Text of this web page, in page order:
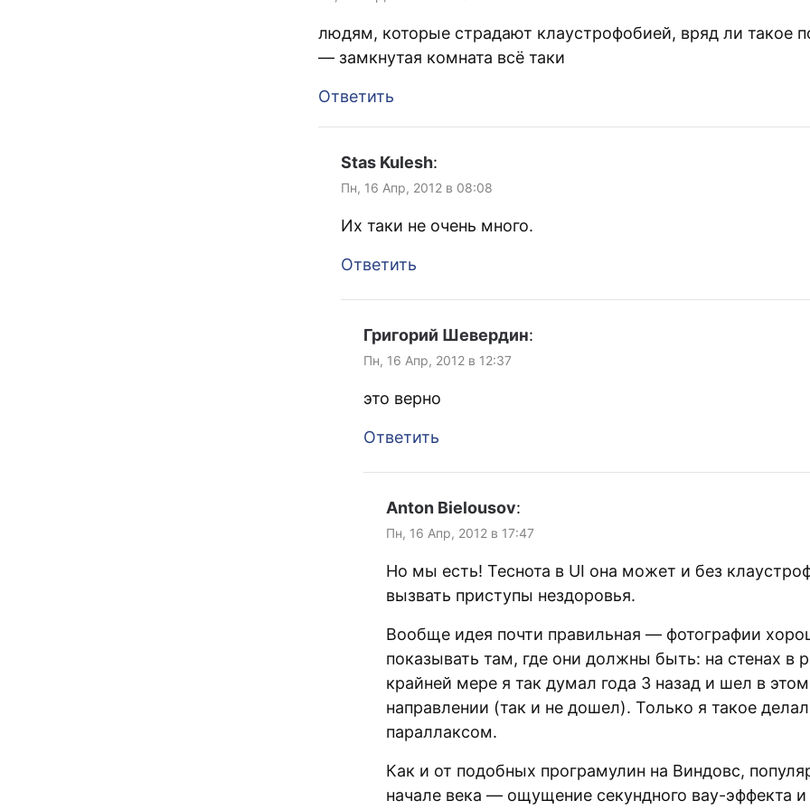
людям, которые страдают клаустрофобией, вряд ли такое
— замкнутая комната всё таки
Ответить
Stas Kulesh:
Пн, 16 Апр, 2012 в 08:08
Их таки не очень много.
Ответить
Григорий Шевердин:
Пн, 16 Апр, 2012 в 12:37
это верно
Ответить
Anton Bielousov:
Пн, 16 Апр, 2012 в 17:47
Но мы есть! Теснота в UI она может и без
вызвать приступы нездоровья.
Вообще идея почти правильная — фотографии
показывать там, где они должны быть: на стенах в
крайней мере я так думал года 3 назад и шел в этом
направлении (так и не дошел). Только я такое
параллаксом.
Как и от подобных програмулин на Виндовс,
начале века — ощущение секундного вау-эффекта